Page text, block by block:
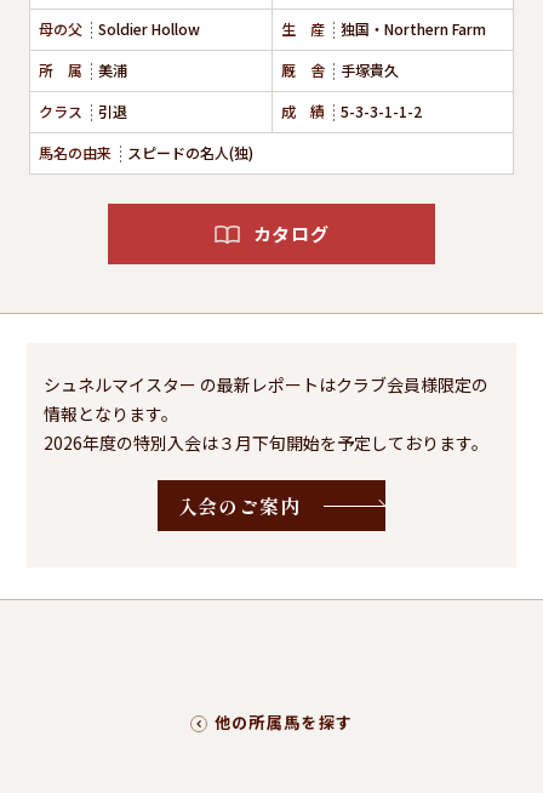
母の父
Soldier Hollow 生 産
独国・Northern Farm
所 属
美浦 厩 舎
手塚貴久
クラス
引退 成 績
5-3-3-1-1-2
馬名の由来
スピードの名人(独)
カタログ
シュネルマイスター の最新レポートはクラブ会員様限定の
情報となります。
2026年度の特別入会は３月下旬開始を予定しております。
入会のご案内
他の所属馬を探す